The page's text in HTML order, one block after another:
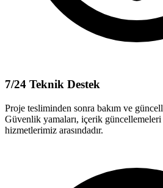
7/24 Teknik Destek
Proje tesliminden sonra bakım ve
Güvenlik yamaları, içerik
hizmetlerimiz arasındadır.